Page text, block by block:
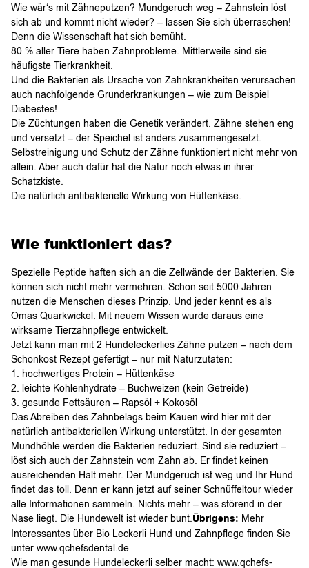
Wie wär‘s mit Zähneputzen? Mundgeruch weg – Zahnstein löst
sich ab und kommt nicht wieder? – lassen Sie sich überraschen!
Denn die Wissenschaft hat sich bemüht.
80 % aller Tiere haben Zahnprobleme. Mittlerweile sind sie
häufigste Tierkrankheit.
Und die Bakterien als Ursache von Zahnkrankheiten verursachen
auch nachfolgende Grunderkrankungen – wie zum Beispiel
Diabestes!
Die Züchtungen haben die Genetik verändert. Zähne stehen eng
und versetzt – der Speichel ist anders zusammengesetzt.
Selbstreinigung und Schutz der Zähne funktioniert nicht mehr von
allein. Aber auch dafür hat die Natur noch etwas in ihrer
Schatzkiste.
Die natürlich antibakterielle Wirkung von Hüttenkäse.
Wie funktioniert das?
Spezielle Peptide haften sich an die Zellwände der Bakterien. Sie
können sich nicht mehr vermehren. Schon seit 5000 Jahren
nutzen die Menschen dieses Prinzip. Und jeder kennt es als
Omas Quarkwickel. Mit neuem Wissen wurde daraus eine
wirksame Tierzahnpflege entwickelt.
Jetzt kann man mit 2 Hundeleckerlies Zähne putzen – nach dem
Schonkost Rezept gefertigt – nur mit Naturzutaten:
1. hochwertiges Protein – Hüttenkäse
2. leichte Kohlenhydrate – Buchweizen (kein Getreide)
3. gesunde Fettsäuren – Rapsöl + Kokosöl
Das Abreiben des Zahnbelags beim Kauen wird hier mit der
natürlich antibakteriellen Wirkung unterstützt. In der gesamten
Mundhöhle werden die Bakterien reduziert. Sind sie reduziert –
löst sich auch der Zahnstein vom Zahn ab. Er findet keinen
ausreichenden Halt mehr. Der Mundgeruch ist weg und Ihr Hund
findet das toll. Denn er kann jetzt auf seiner Schnüffeltour wieder
alle Informationen sammeln. Nichts mehr – was störend in der
Nase liegt. Die Hundewelt ist wieder bunt.Übrigens: Mehr
Interessantes über Bio Leckerli Hund und Zahnpflege finden Sie
unter www.qchefsdental.de
Wie man gesunde Hundeleckerli selber macht: www.qchefs-